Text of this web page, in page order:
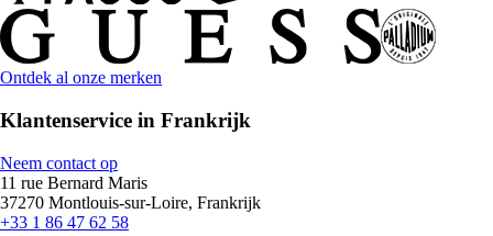
Ontdek al onze merken
Klantenservice in Frankrijk
Neem contact op
11 rue Bernard Maris
37270 Montlouis-sur-Loire, Frankrijk
+33 1 86 47 62 58